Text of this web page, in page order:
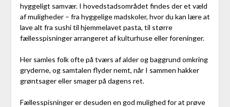
hyggeligt samvær. I hovedstadsområdet findes der et væld
af muligheder – fra hyggelige madskoler, hvor du kan lære at
lave alt fra sushi til hjemmelavet pasta, til større
fællesspisninger arrangeret af kulturhuse eller foreninger.
Her samles folk ofte på tværs af alder og baggrund omkring
gryderne, og samtalen flyder nemt, når I sammen hakker
grøntsager eller smager på dagens ret.
Fællesspisninger er desuden en god mulighed for at prøve